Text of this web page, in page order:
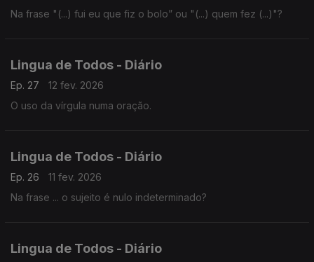
Na frase "(...) fui eu que fiz o bolo” ou "(...) quem fez (...)"?
Lingua de Todos - Diário
Ep. 27
12 fev. 2026
O uso da vírgula numa oração.
Lingua de Todos - Diário
Ep. 26
11 fev. 2026
Na frase ... o sujeito é nulo indeterminado?
Lingua de Todos - Diário